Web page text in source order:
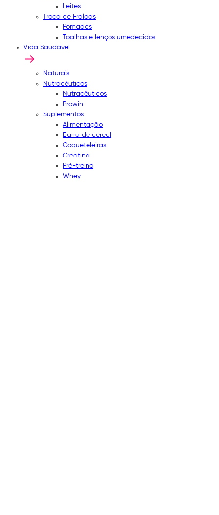
Leites
Troca de Fraldas
Pomadas
Toalhas e lenços umedecidos
Vida Saudável
Naturais
Nutracêuticos
Nutracêuticos
Prowin
Suplementos
Alimentação
Barra de cereal
Coqueteleiras
Creatina
Pré-treino
Whey